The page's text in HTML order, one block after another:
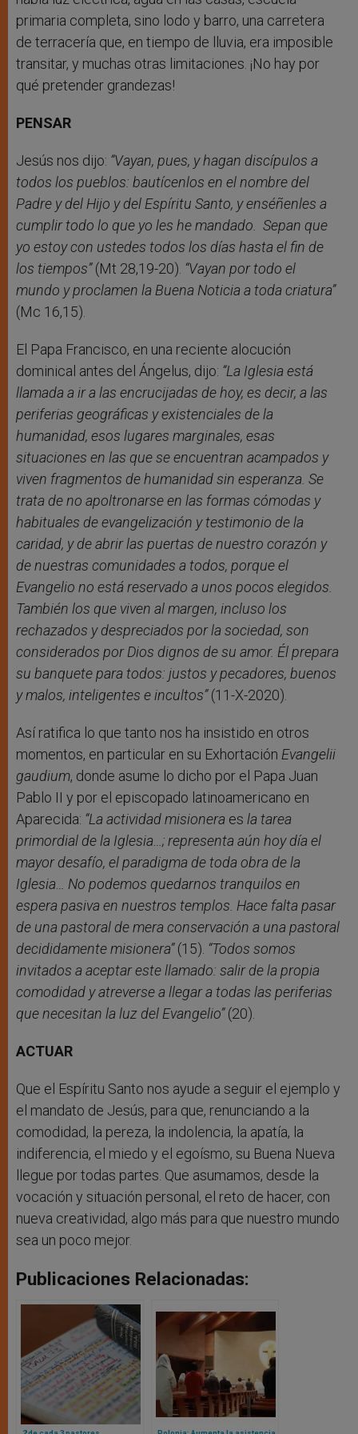
primaria completa, sino lodo y barro, una carretera
de terracería que, en tiempo de lluvia, era imposible
transitar, y muchas otras limitaciones. ¡No hay por
qué pretender grandezas!
PENSAR
Jesús nos dijo: “Vayan, pues, y hagan discípulos a
todos los pueblos: bautícenlos en el nombre del
Padre y del Hijo y del Espíritu Santo, y enséñenles a
cumplir todo lo que yo les he mandado. Sepan que
yo estoy con ustedes todos los días hasta el fin de
los tiempos”(Mt 28,19-20). “Vayan por todo el
mundo y proclamen la Buena Noticia a toda criatura”
(Mc 16,15).
El Papa Francisco, en una reciente alocución
dominical antes del Ángelus, dijo: “La Iglesia está
llamada a ir a las encrucijadas de hoy, es decir, a las
periferias geográficas y existenciales de la
humanidad, esos lugares marginales, esas
situaciones en las que se encuentran acampados y
viven fragmentos de humanidad sin esperanza. Se
trata de no apoltronarse en las formas cómodas y
habituales de evangelización y testimonio de la
caridad, y de abrir las puertas de nuestro corazón y
de nuestras comunidades a todos, porque el
Evangelio no está reservado a unos pocos elegidos.
También los que viven al margen, incluso los
rechazados y despreciados por la sociedad, son
considerados por Dios dignos de su amor. Él prepara
su banquete para todos: justos y pecadores, buenos
y malos, inteligentes e incultos”(11-X-2020).
Así ratifica lo que tanto nos ha insistido en otros
momentos, en particular en su Exhortación Evangelii
gaudium, donde asume lo dicho por el Papa Juan
Pablo II y por el episcopado latinoamericano en
Aparecida: “La actividad misionera es la tarea
primordial de la Iglesia…; representa aún hoy día el
mayor desafío, el paradigma de toda obra de la
Iglesia… No podemos quedarnos tranquilos en
espera pasiva en nuestros templos. Hace falta pasar
de una pastoral de mera conservación a una pastoral
decididamente misionera”(15). “Todos somos
invitados a aceptar este llamado: salir de la propia
comodidad y atreverse a llegar a todas las periferias
que necesitan la luz del Evangelio”(20).
ACTUAR
Que el Espíritu Santo nos ayude a seguir el ejemplo y
el mandato de Jesús, para que, renunciando a la
comodidad, la pereza, la indolencia, la apatía, la
indiferencia, el miedo y el egoísmo, su Buena Nueva
llegue por todas partes. Que asumamos, desde la
vocación y situación personal, el reto de hacer, con
nueva creatividad, algo más para que nuestro mundo
sea un poco mejor.
Publicaciones Relacionadas: